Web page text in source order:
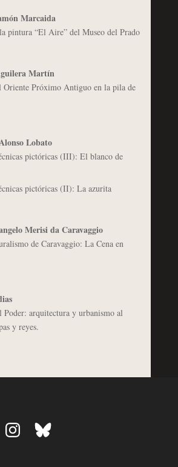
Marcaida
pintura “El Aire” del Museo del Prado
Martín
Oriente Próximo Antiguo en la pila de
Lobato
pictóricas (III): El blanco de
pictóricas (II): La azurita
Merisi da Caravaggio
de Caravaggio: La Cena en
arquitectura y urbanismo al
y reyes.
InstagramBluesky